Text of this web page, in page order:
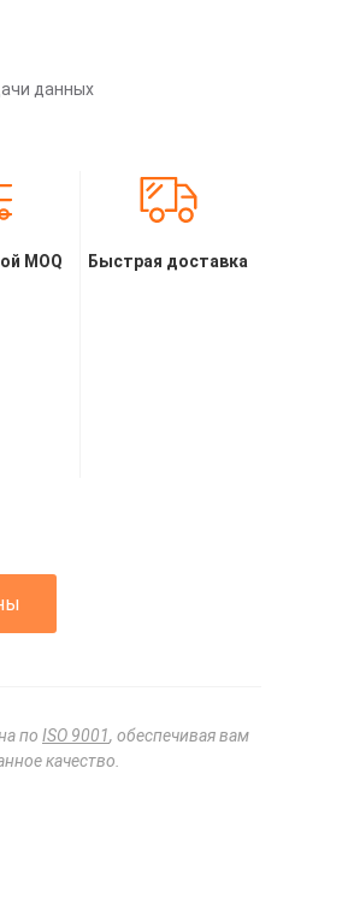
данных
MOQ Быстрая доставка
по ISO 9001, обеспечивая вам
качество.